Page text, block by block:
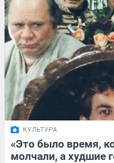
КУЛЬТУРА
«Это было время,
молчали, а худшие